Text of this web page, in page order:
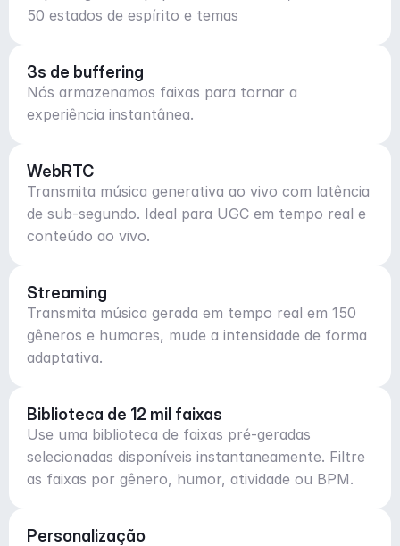
50 estados de espírito e temas
3s de buffering
Nós armazenamos faixas para tornar a
experiência instantânea.
WebRTC
Transmita música generativa ao vivo com latência
de sub-segundo. Ideal para UGC em tempo real e
conteúdo ao vivo.
Streaming
Transmita música gerada em tempo real em 150
gêneros e humores, mude a intensidade de forma
adaptativa.
Biblioteca de 12 mil faixas
Use uma biblioteca de faixas pré-geradas
selecionadas disponíveis instantaneamente. Filtre
as faixas por gênero, humor, atividade ou BPM.
Personalização